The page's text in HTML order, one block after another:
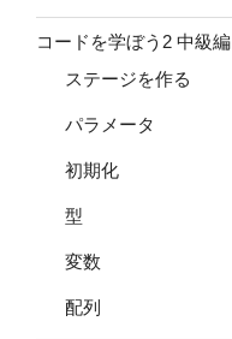
コードを学ぼう2 中級編
ステージを作る
パラメータ
初期化
型
変数
配列